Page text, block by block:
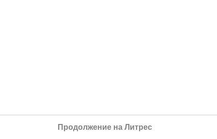
Продолжение на Литрес